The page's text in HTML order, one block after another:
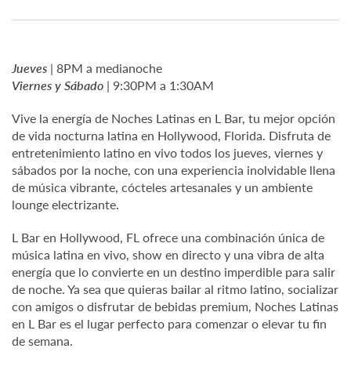
Jueves | 8PM a medianoche
Viernes y Sábado | 9:30PM a 1:30AM
Vive la energía de Noches Latinas en L Bar, tu mejor opción
de vida nocturna latina en Hollywood, Florida. Disfruta de
entretenimiento latino en vivo todos los jueves, viernes y
sábados por la noche, con una experiencia inolvidable llena
de música vibrante, cócteles artesanales y un ambiente
lounge electrizante.
L Bar en Hollywood, FL ofrece una combinación única de
música latina en vivo, show en directo y una vibra de alta
energía que lo convierte en un destino imperdible para salir
de noche. Ya sea que quieras bailar al ritmo latino, socializar
con amigos o disfrutar de bebidas premium, Noches Latinas
en L Bar es el lugar perfecto para comenzar o elevar tu fin
de semana.